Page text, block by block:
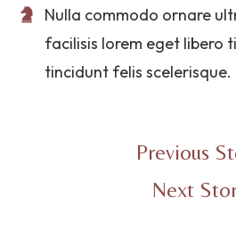
Nulla commodo ornare
facilisis lorem eget libero
tincidunt felis scelerisque.
Previous
Next